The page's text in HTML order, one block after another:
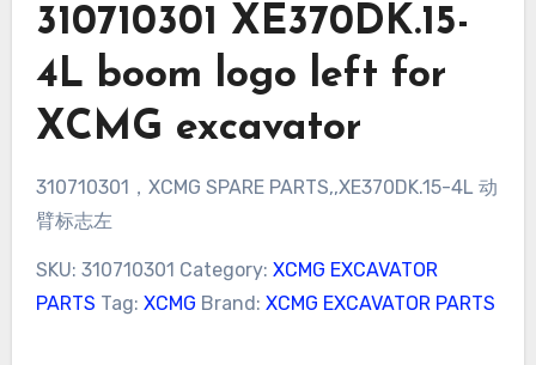
310710301 XE370DK.15-
4L boom logo left for
XCMG excavator
310710301，XCMG SPARE PARTS,,XE370DK.15-4L 动
臂标志左
SKU: 310710301 Category: XCMG EXCAVATOR
PARTS Tag: XCMG Brand: XCMG EXCAVATOR PARTS